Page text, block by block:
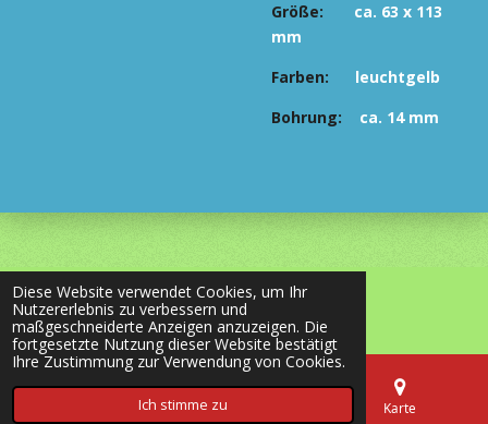
Diese Website verwendet Cookies, um Ihr
Nutzererlebnis zu verbessern und
maßgeschneiderte Anzeigen anzuzeigen. Die
fortgesetzte Nutzung dieser Website bestätigt
Ihre Zustimmung zur Verwendung von Cookies.
Ich stimme zu
Größe:
ca. 63 x 113
mm
Farben:
leuchtgelb
Bohrung:
ca. 14 mm
© 2020 - 2026 most-wanted-shop24.de
Mit Unterstützung von Webador
Telefon Karte